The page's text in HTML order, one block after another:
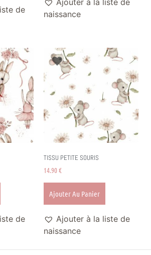
de
naissance
de
TISSU PETITE SOURIS
14.90€
Ajouter Au Panier
Ajouter à la liste de
naissance